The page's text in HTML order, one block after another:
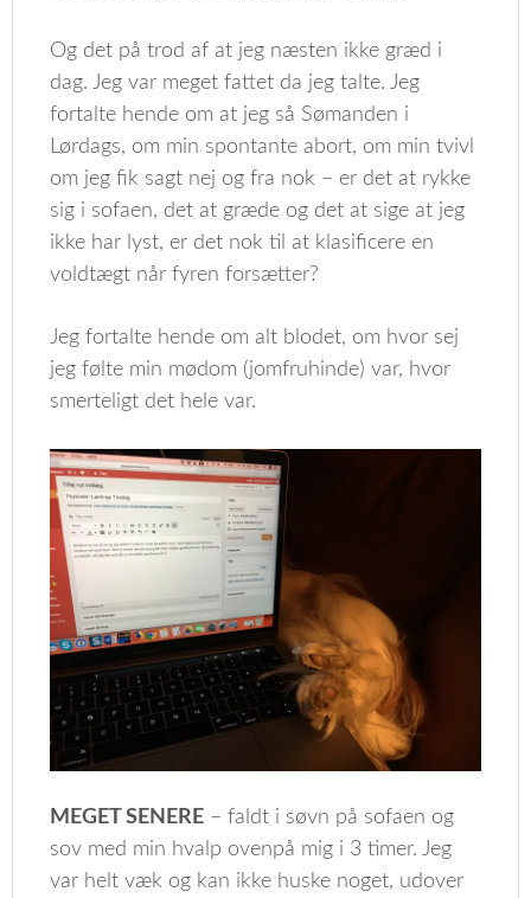
Og det på trod af at jeg næsten ikke græd i
dag. Jeg var meget fattet da jeg talte. Jeg
fortalte hende om at jeg så Sømanden i
Lørdags, om min spontante abort, om min tvivl
om jeg fik sagt nej og fra nok – er det at rykke
sig i sofaen, det at græde og det at sige at jeg
ikke har lyst, er det nok til at klasificere en
voldtægt når fyren forsætter?
Jeg fortalte hende om alt blodet, om hvor sej
jeg følte min mødom (jomfruhinde) var, hvor
smerteligt det hele var.
MEGET SENERE – faldt i søvn på sofaen og
sov med min hvalp ovenpå mig i 3 timer. Jeg
var helt væk og kan ikke huske noget, udover